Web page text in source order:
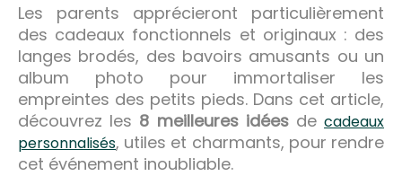
Les parents apprécieront particulièrement
des cadeaux fonctionnels et originaux : des
langes brodés, des bavoirs amusants ou un
album photo pour immortaliser les
empreintes des petits pieds. Dans cet article,
découvrez les 8 meilleures idéesdecadeaux
personnalisés, utiles et charmants, pour rendre
cet événement inoubliable.